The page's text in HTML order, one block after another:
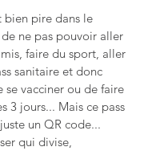
bien pire dans le
ne pas pouvoir aller
faire du sport, aller
sanitaire et donc
se vacciner ou de faire
3 jours... Mais ce pass
un QR code...
qui divise,